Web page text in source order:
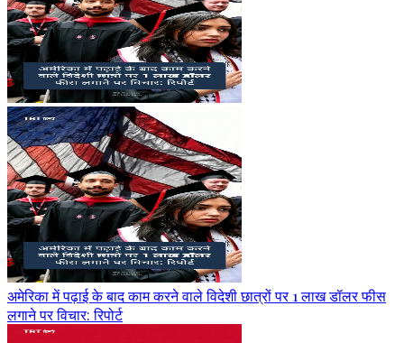
अमेरिका में पढ़ाई के बाद काम करने वाले विदेशी छात्रों पर 1 लाख डॉलर फीस
लगाने पर विचार: रिपोर्ट